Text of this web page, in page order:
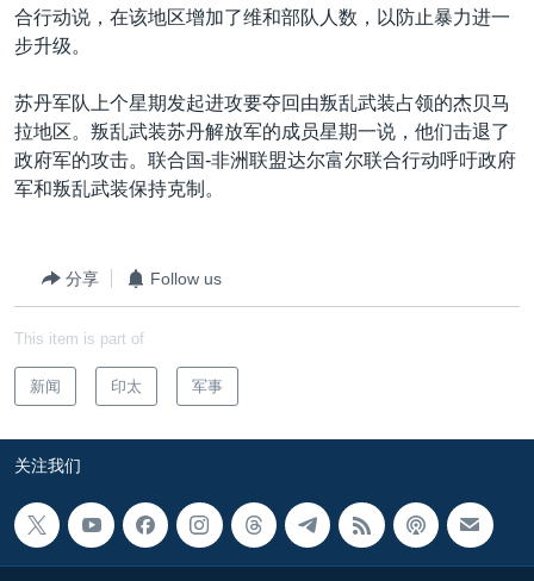
转
到
索
中东
欧洲
非洲
美洲
全球议题
人权·法律·宗教
科教·文娱·体健
军事
劳工
环境
热点专题
白宫要闻
国会报道
美中关系
美国建国250周年
美国之音专访
重要讲话与声明
南中国海争端
关注西藏
GEN Z 看美国
VOA视频
VOA今日焦点
中文广播
其他语言网站
合行动说，在该地区增加了维和部队人数，以防止暴力进一
步升级。
苏丹军队上个星期发起进攻要夺回由叛乱武装占领的杰贝马
拉地区。叛乱武装苏丹解放军的成员星期一说，他们击退了
政府军的攻击。联合国-非洲联盟达尔富尔联合行动呼吁政府
军和叛乱武装保持克制。
分享 Follow us
This item is part of
新闻 印太 军事
关注我们